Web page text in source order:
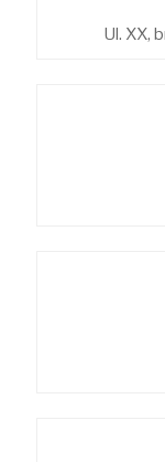
Ul. XX,